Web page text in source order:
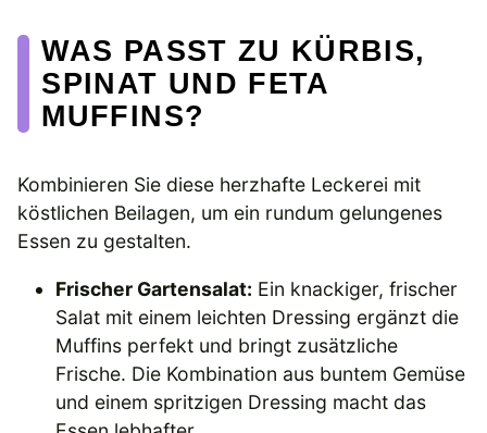
WAS PASST ZU KÜRBIS,
SPINAT UND FETA
MUFFINS?
Kombinieren Sie diese herzhafte Leckerei mit
köstlichen Beilagen, um ein rundum gelungenes
Essen zu gestalten.
Frischer Gartensalat: Ein knackiger, frischer
Salat mit einem leichten Dressing ergänzt die
Muffins perfekt und bringt zusätzliche
Frische. Die Kombination aus buntem Gemüse
und einem spritzigen Dressing macht das